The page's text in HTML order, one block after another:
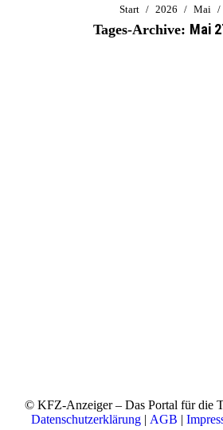
Sie befinden sich
Start 2026 Mai
Tages-Archive: Mai
© KFZ-Anzeiger – Das Portal für die
Datenschutzerklärung | AGB |